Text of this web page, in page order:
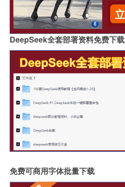
DeepSeek全套部署资料免费下载
免费可商用字体批量下载